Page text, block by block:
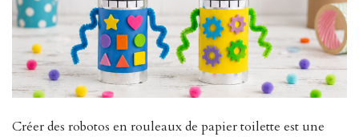
Créer des robotos en rouleaux de papier toilette est une